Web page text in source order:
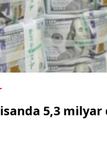
5,3 milyar